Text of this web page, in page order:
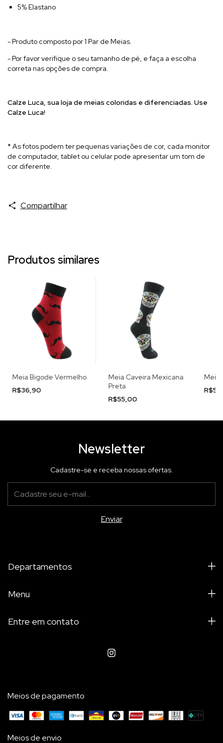
5% Elastano
- Produto composto por 1 Par de Meias.
- Por favor verifique o seu tamanho de pé, e faça a escolha
correta nas opções de compra.
Calze Luca, sua loja de meias coloridas e diferenciadas. Use
Calze Luca!
* As fotos podem ter pequenas variações de cor, cada monitor
de computador, tablet ou celular pode apresentar um tom de
cor diferente.
Compartilhar
Produtos similares
Meia Bigode Vermelho
R$36,90
Meia Caveira Mexicana
Preta
R$55,00
Meia
Newsletter
Cadastre-se e receba nossas ofertas.
Departamentos
Menu
Entre em contato
Meios de pagamento
Meios de envio